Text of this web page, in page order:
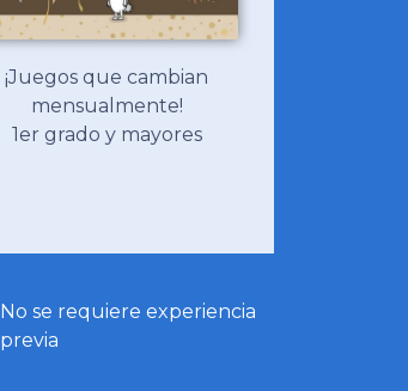
¡Juegos que cambian
mensualmente!
1er grado y mayores
No se requiere experiencia
previa